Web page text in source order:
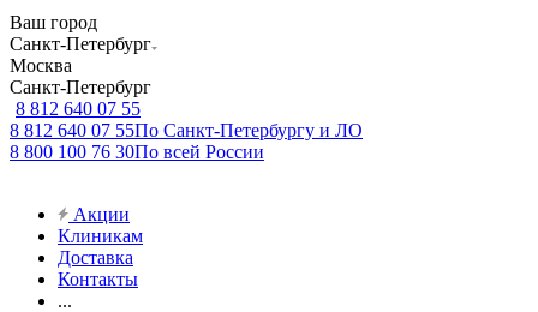
Ваш город
Санкт-Петербург
Москва
Санкт-Петербург
8 812 640 07 55
8 812 640 07 55По Санкт-Петербургу и ЛО
8 800 100 76 30По всей России
Акции
Клиникам
Доставка
Контакты
...